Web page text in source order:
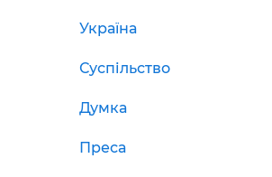
Україна
Суспільство
Думка
Преса